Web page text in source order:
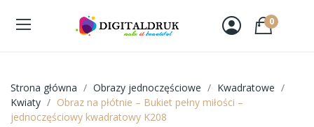
0
Strona główna Obrazy jednoczęściowe
Kwadratowe
Kwiaty
Obraz na płótnie – Bukiet pełny miłości –
jednoczęściowy kwadratowy K208